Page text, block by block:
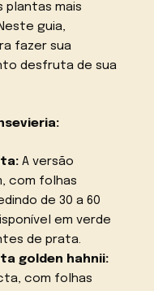
plantas mais
guia,
fazer sua
desfruta de sua
A versão
com folhas
de 30 a 60
em verde
de prata.
golden hahnii:
com folhas